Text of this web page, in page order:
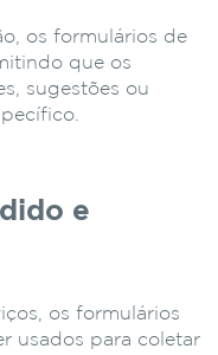
os formulários de
que os
sugestões ou
e
os formulários
usados para coletar